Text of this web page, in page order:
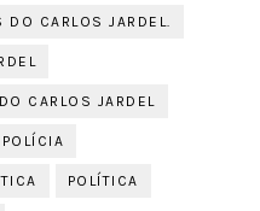
DO CARLOS JARDEL.
CARLOS JARDEL
POLÍCIA
POLÍTICA